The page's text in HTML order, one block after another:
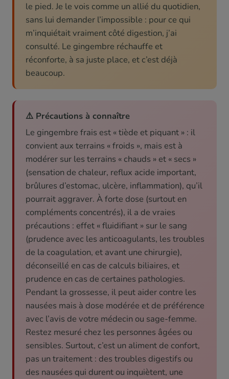
le pied. Je le vois comme un allié du quotidien,
sans lui demander l’impossible : pour ce qui
m’inquiétait vraiment côté digestion, j’ai
consulté. Le gingembre réchauffe et
réconforte, à sa juste place, et c’est déjà
beaucoup.
⚠️ Précautions à connaître
Le gingembre frais est « tiède et piquant » : il
convient aux terrains « froids », mais est à
modérer sur les terrains « chauds » et « secs »
(sensation de chaleur, reflux acide important,
brûlures d’estomac, ulcère, inflammation), qu’il
pourrait aggraver. À forte dose (surtout en
compléments concentrés), il a de vraies
précautions : effet « fluidifiant » sur le sang
(prudence avec les anticoagulants, les troubles
de la coagulation, et avant une chirurgie),
déconseillé en cas de calculs biliaires, et
prudence en cas de certaines pathologies.
Pendant la grossesse, il peut aider contre les
nausées mais à dose modérée et de préférence
avec l’avis de votre médecin ou sage-femme.
Restez mesuré chez les personnes âgées ou
sensibles. Surtout, c’est un aliment de confort,
pas un traitement : des troubles digestifs ou
des nausées qui durent ou inquiètent, une